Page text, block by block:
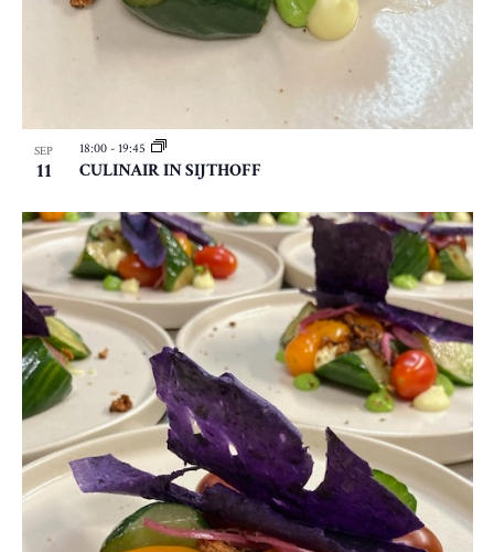
E
E
E
R
G
E
V
E
N
N
A
A
V
G
E
O
T
V
I
E
W
SEP
11 CULINAIR IN SIJTHOFF
18:00 - 19:45